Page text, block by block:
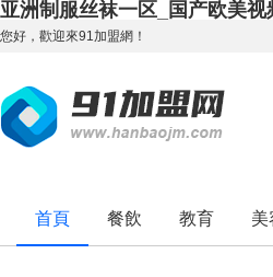
亚洲制服丝袜一区_国产欧美
您好，歡迎來91加盟網！
首頁 餐飲 教育 美